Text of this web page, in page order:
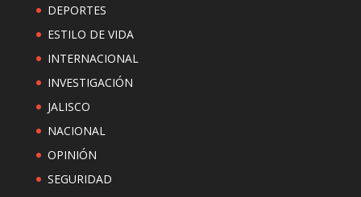
DEPORTES
ESTILO DE VIDA
INTERNACIONAL
INVESTIGACIÓN
JALISCO
NACIONAL
OPINIÓN
SEGURIDAD